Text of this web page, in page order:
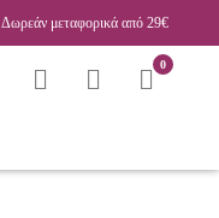
Δωρεάν μεταφορικά από 29€
0